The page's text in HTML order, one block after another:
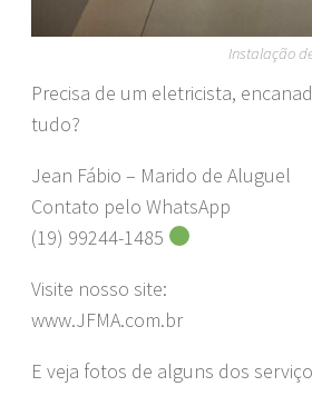
Instalação
Precisa de um eletricista,
tudo?
Jean Fábio – Marido de Aluguel
Contato pelo WhatsApp
(19) 99244-1485
Visite nosso site:
www.JFMA.com.br
E veja fotos de alguns dos